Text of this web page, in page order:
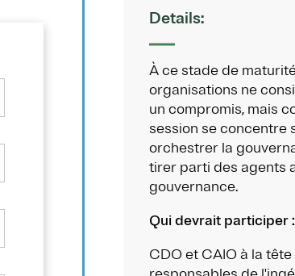
Details:
À ce stade de
organisations ne
un compromis, mais
session se concentre
orchestrer la
tirer parti des agents
gouvernance.
Qui devrait participer :
CDO et CAIO à la